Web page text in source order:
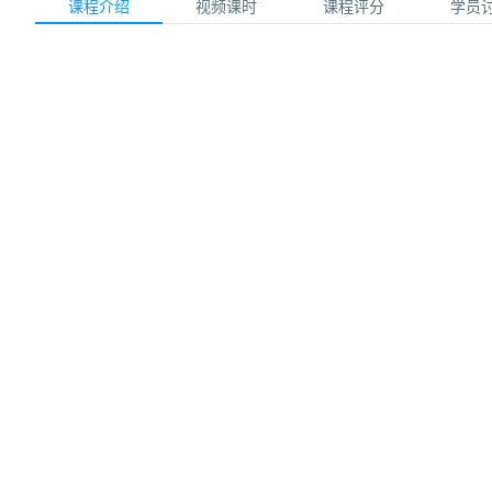
课程介绍 视频课时 课程评分 学员